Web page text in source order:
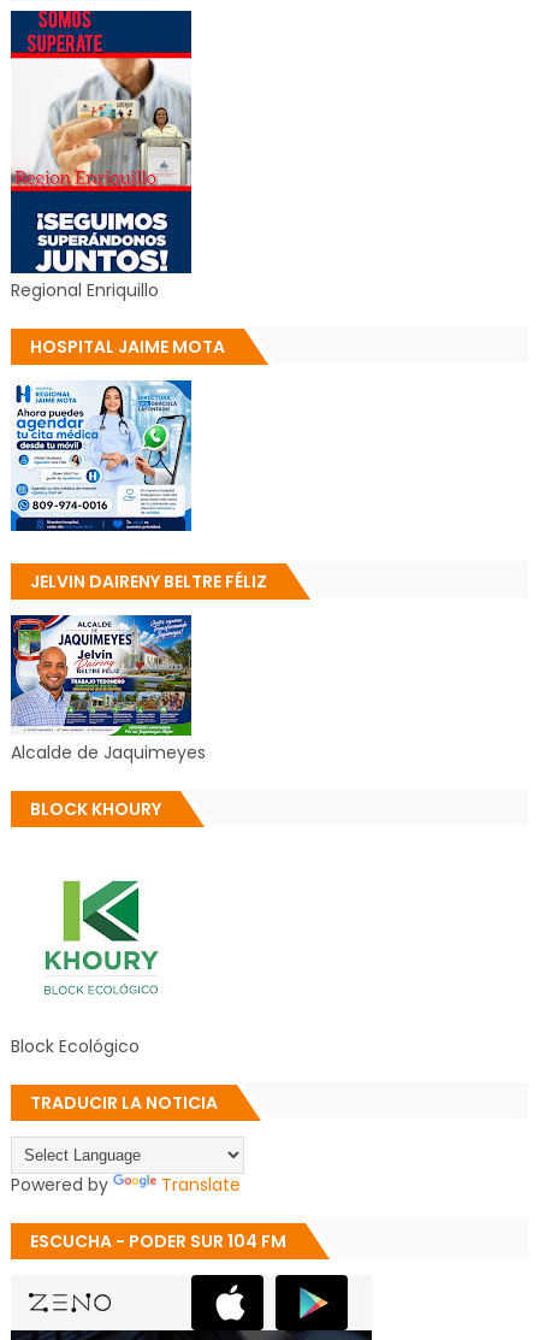
Regional Enriquillo
HOSPITAL JAIME MOTA
JELVIN DAIRENY BELTRE FÉLIZ
Alcalde de Jaquimeyes
BLOCK KHOURY
Block Ecológico
TRADUCIR LA NOTICIA
Powered by Translate
ESCUCHA - PODER SUR 104 FM